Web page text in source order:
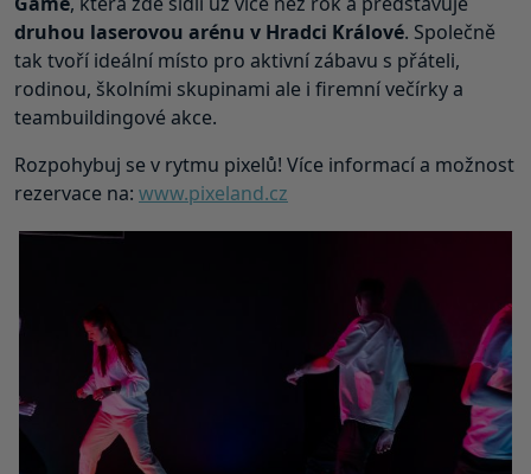
druhou laserovou arénu v Hradci Králové. Společně
tak tvoří ideální místo pro aktivní zábavu s přáteli,
rodinou, školními skupinami ale i firemní večírky a
teambuildingové akce.
Rozpohybuj se v rytmu pixelů! Více informací a možnost
rezervace na: www.pixeland.cz